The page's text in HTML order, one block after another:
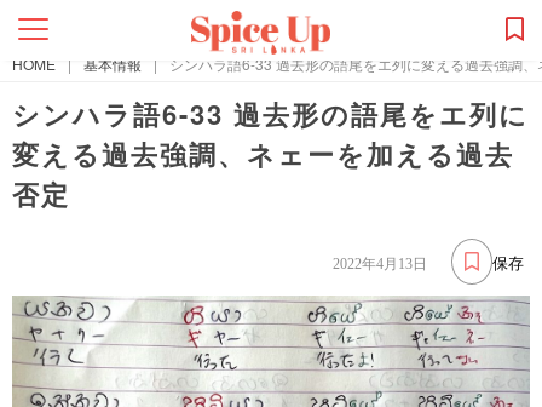
HOME | 基本情報 | シンハラ語6-33 過去形の語尾をエ列に変える過去強調
シンハラ語6-33 過去形の語尾をエ列に
変える過去強調、ネェーを加える過去
否定
保存
2022年4月13日